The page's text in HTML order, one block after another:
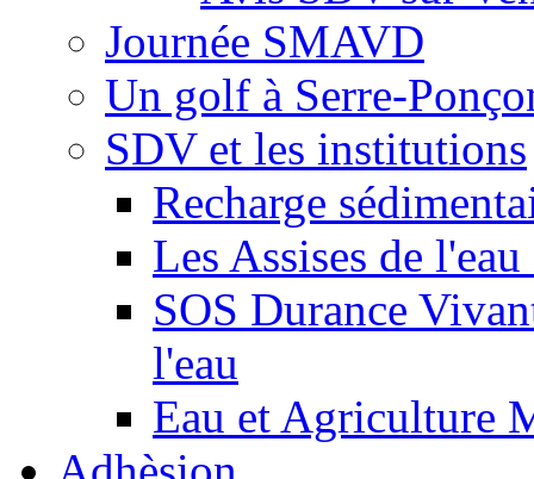
Journée SMAVD
Un golf à Serre-
SDV et les institutions
Recharge
Les Assises de
SOS Durance
l'eau
Eau et Agriculture